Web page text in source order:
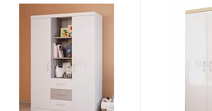
В корзину
Купить в 1 клик
В избранное
В
В избранное